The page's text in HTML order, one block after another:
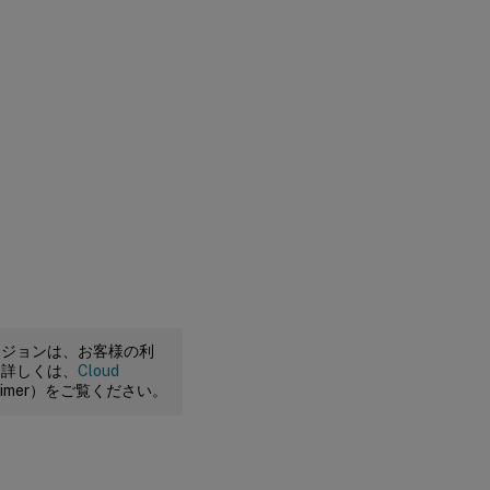
ョンは、お客様の利
しくは、 Cloud
）をご覧ください。